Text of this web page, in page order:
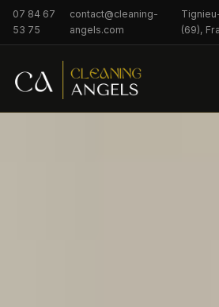
07 84 67
53 75
contact@cleaning-
angels.com
(69),